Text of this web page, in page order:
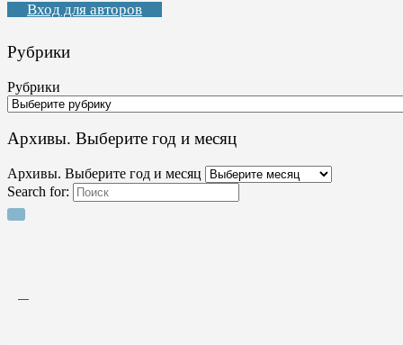
Вход для авторов
Рубрики
Рубрики
Архивы. Выберите год и месяц
Архивы. Выберите год и месяц
Search for: